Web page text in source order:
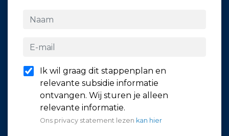
Ik wil graag dit stappenplan en
relevante subsidie informatie
ontvangen. Wij sturen je alleen
relevante informatie.
Ons privacy statement lezen kan hier